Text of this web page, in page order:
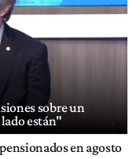
sobre un
están"
en agosto